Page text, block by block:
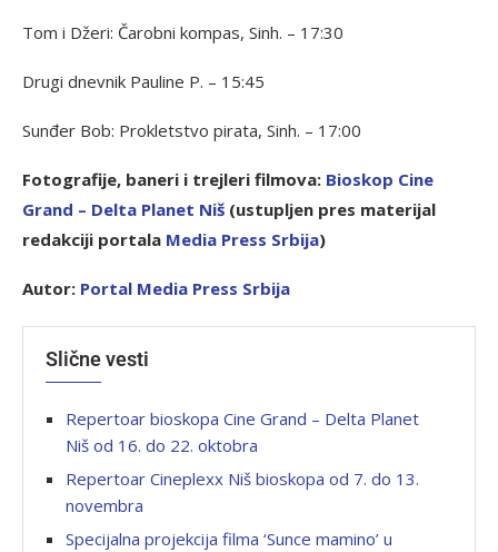
Tom i Džeri: Čarobni kompas, Sinh. – 17:30
Drugi dnevnik Pauline P. – 15:45
Sunđer Bob: Prokletstvo pirata, Sinh. – 17:00
Fotografije, baneri i trejleri filmova: Bioskop Cine
Grand – Delta Planet Niš (ustupljen pres materijal
redakciji portala Media Press Srbija)
Autor: Portal Media Press Srbija
Slične vesti
Repertoar bioskopa Cine Grand – Delta Planet
Niš od 16. do 22. oktobra
Repertoar Cineplexx Niš bioskopa od 7. do 13.
novembra
Specijalna projekcija filma ‘Sunce mamino’ u